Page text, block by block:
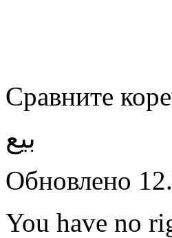
Сравните
بيع
Обновлено
You have no